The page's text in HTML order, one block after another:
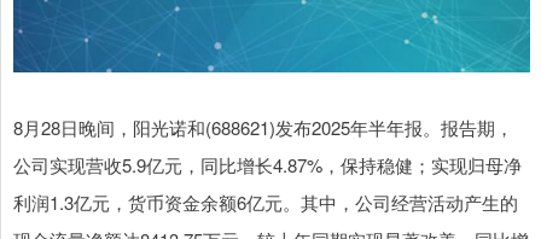
8月28日晚间，阳光诺和(688621)发布2025年半年报。报告期，
公司实现营收5.9亿元，同比增长4.87%，保持稳健；实现归母净
利润1.3亿元，货币资金余额6亿元。其中，公司经营活动产生的